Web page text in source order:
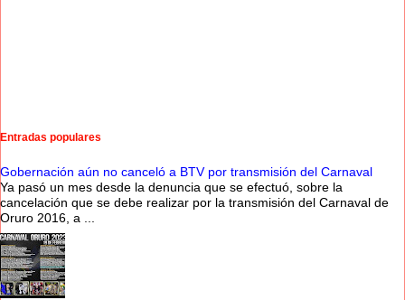
Entradas populares
Gobernación aún no canceló a BTV por transmisión del Carnaval
Ya pasó un mes desde la denuncia que se efectuó, sobre la
cancelación que se debe realizar por la transmisión del Carnaval de
Oruro 2016, a ...